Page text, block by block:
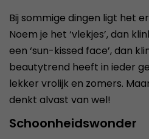
Bij sommige dingen ligt het
Noem je het ‘vlekjes’, dan
een ‘sun-kissed face’, dan
beautytrend heeft in ieder
lekker vrolijk en zomers.
denkt alvast van wel!
Schoonheidswonder